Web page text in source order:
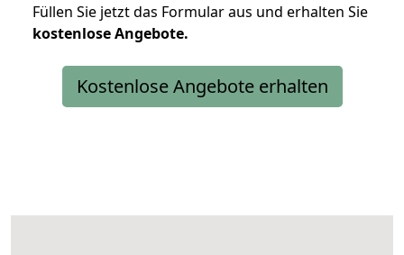
Füllen Sie jetzt das Formular aus und erhalten Sie
kostenloseAngebote.
Kostenlose Angebote erhalten